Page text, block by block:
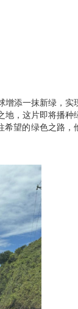
增添一抹新绿，实
地，这片即将播种
希望的绿色之路，